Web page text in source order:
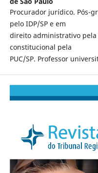
Procurador jurídico. Pós-
pelo IDP/SP e em
direito administrativo pela
constitucional pela
PUC/SP. Professor